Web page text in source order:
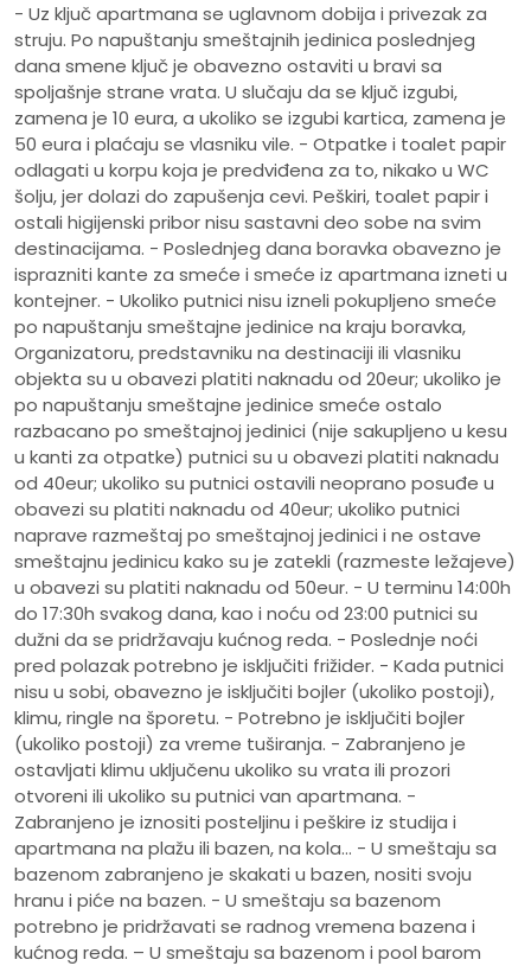
- Uz ključ apartmana se uglavnom dobija i privezak za
struju. Po napuštanju smeštajnih jedinica poslednjeg
dana smene ključ je obavezno ostaviti u bravi sa
spoljašnje strane vrata. U slučaju da se ključ izgubi,
zamena je 10 eura, a ukoliko se izgubi kartica, zamena je
50 eura i plaćaju se vlasniku vile. - Otpatke i toalet papir
odlagati u korpu koja je predviđena za to, nikako u WC
šolju, jer dolazi do zapušenja cevi. Peškiri, toalet papir i
ostali higijenski pribor nisu sastavni deo sobe na svim
destinacijama. - Poslednjeg dana boravka obavezno je
isprazniti kante za smeće i smeće iz apartmana izneti u
kontejner. - Ukoliko putnici nisu izneli pokupljeno smeće
po napuštanju smeštajne jedinice na kraju boravka,
Organizatoru, predstavniku na destinaciji ili vlasniku
objekta su u obavezi platiti naknadu od 20eur; ukoliko je
po napuštanju smeštajne jedinice smeće ostalo
razbacano po smeštajnoj jedinici (nije sakupljeno u kesu
u kanti za otpatke) putnici su u obavezi platiti naknadu
od 40eur; ukoliko su putnici ostavili neoprano posuđe u
obavezi su platiti naknadu od 40eur; ukoliko putnici
naprave razmeštaj po smeštajnoj jedinici i ne ostave
smeštajnu jedinicu kako su je zatekli (razmeste ležajeve)
u obavezi su platiti naknadu od 50eur. - U terminu 14:00h
do 17:30h svakog dana, kao i noću od 23:00 putnici su
dužni da se pridržavaju kućnog reda. - Poslednje noći
pred polazak potrebno je isključiti frižider. - Kada putnici
nisu u sobi, obavezno je isključiti bojler (ukoliko postoji),
klimu, ringle na šporetu. - Potrebno je isključiti bojler
(ukoliko postoji) za vreme tuširanja. - Zabranjeno je
ostavljati klimu uključenu ukoliko su vrata ili prozori
otvoreni ili ukoliko su putnici van apartmana. -
Zabranjeno je iznositi posteljinu i peškire iz studija i
apartmana na plažu ili bazen, na kola... - U smeštaju sa
bazenom zabranjeno je skakati u bazen, nositi svoju
hranu i piće na bazen. - U smeštaju sa bazenom
potrebno je pridržavati se radnog vremena bazena i
kućnog reda. – U smeštaju sa bazenom i pool barom